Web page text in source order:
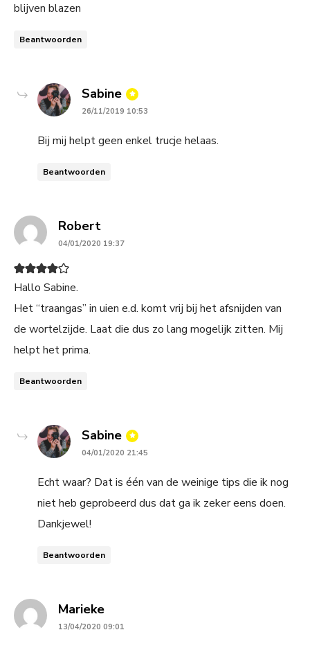
blijven blazen
Beantwoorden
Sabine says:
26/11/2019 10:53
Bij mij helpt geen enkel trucje helaas.
Beantwoorden
Robertsays:
04/01/2020 19:37
Hallo Sabine.
Het “traangas” in uien e.d. komt vrij bij het afsnijden van
de wortelzijde. Laat die dus zo lang mogelijk zitten. Mij
helpt het prima.
Beantwoorden
Sabine says:
04/01/2020 21:45
Echt waar? Dat is één van de weinige tips die ik nog
niet heb geprobeerd dus dat ga ik zeker eens doen.
Dankjewel!
Beantwoorden
Mariekesays:
13/04/2020 09:01